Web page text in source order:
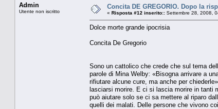
Admin
Utente non iscritto
Concita DE GREGORIO. Dopo la
« Risposta #12 inserito:: Settembre 28, 2008,
Dolce morte grande ipocrisia
Concita De Gregorio
Sono un cattolico che crede che sul tema
parole di Mina Welby: «Bisogna arrivare a
rifiutare alcune cure, ma anche per
lasciarsi morire. E ci si lascia morire in tanti
può aiutare solo se ci sa mettere al riparo
quelli dei malati. Delle persone che vivono